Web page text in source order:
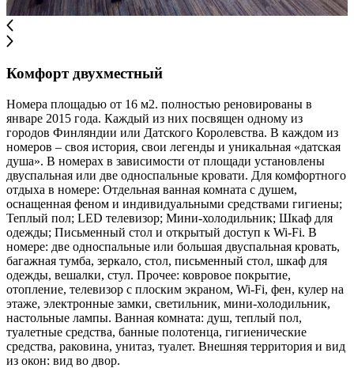
Комфорт двухместный
Номера площадью от 16 м2. полностью реновированы в
январе 2015 года. Каждый из них посвящен одному из
городов Финляндии или Датского Королевства. В каждом из
номеров – своя история, свои легенды и уникальная «датская
душа». В номерах в зависимости от площади установлены
двуспальная или две односпальные кровати. Для комфортного
отдыха в номере: Отдельная ванная комната с душем,
оснащенная феном и индивидуальными средствами гигиены;
Теплый пол; LED телевизор; Мини-холодильник; Шкаф для
одежды; Письменный стол и открытый доступ к Wi-Fi. В
номере: две односпальные или большая двуспальная кровать,
багажная тумба, зеркало, стол, письменный стол, шкаф для
одежды, вешалки, стул. Прочее: ковровое покрытие,
отопление, телевизор с плоским экраном, Wi-Fi, фен, кулер на
этаже, электронные замки, светильник, мини-холодильник,
настольные лампы. Ванная комната: душ, теплый пол,
туалетные средства, банные полотенца, гигиенические
средства, раковина, унитаз, туалет. Внешняя территория и вид
из окон: вид во двор.